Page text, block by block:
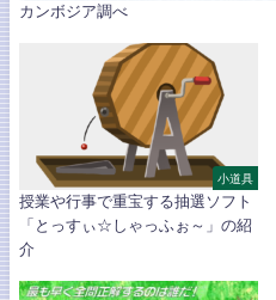
カンボジア調べ
小道具
授業や行事で重宝する抽選ソフト
「とっすぃ☆しゃっふぉ～」の紹
介